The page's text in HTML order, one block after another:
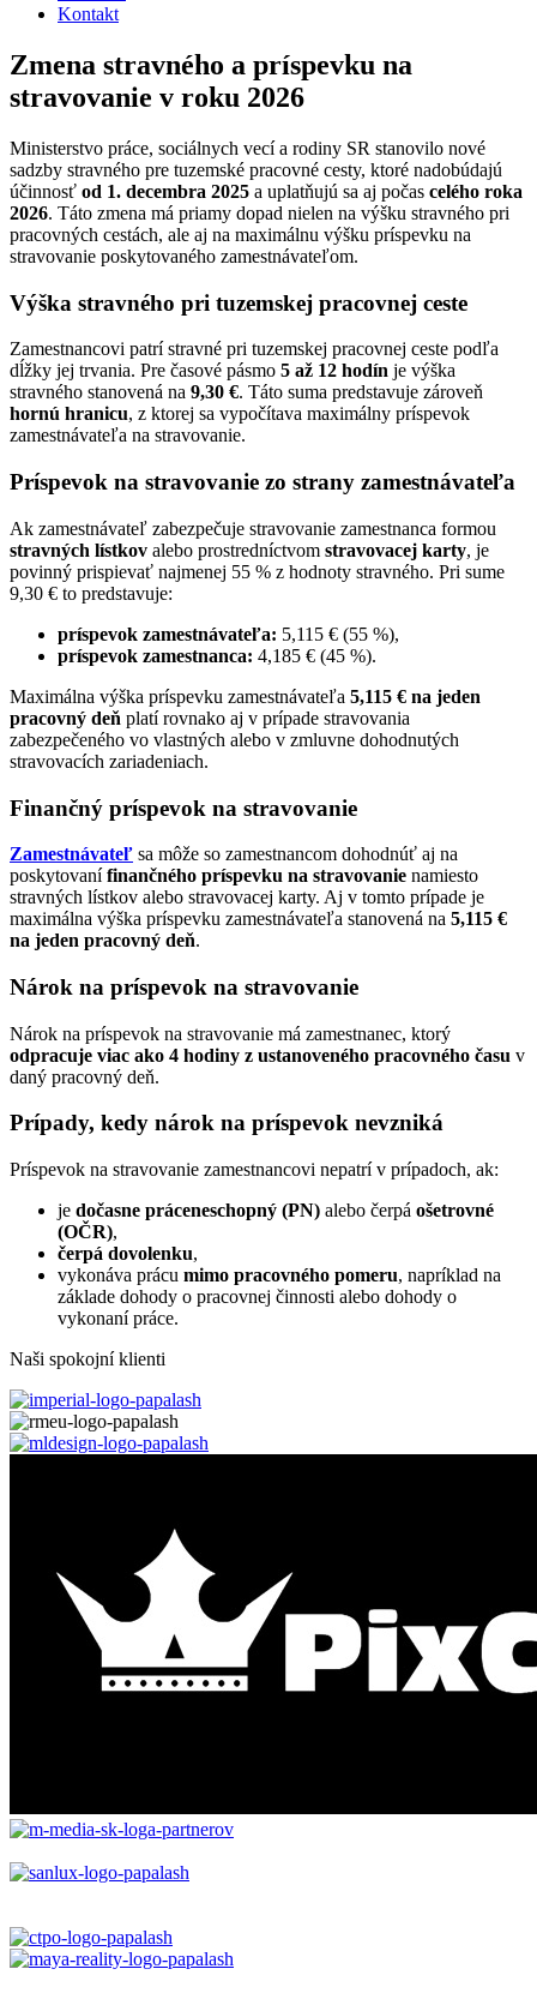
Kontakt
Zmena stravného a príspevku na
stravovanie v roku 2026
Ministerstvo práce, sociálnych vecí a rodiny SR stanovilo nové
sadzby stravného pre tuzemské pracovné cesty, ktoré nadobúdajú
účinnosť od 1. decembra 2025 a uplatňujú sa aj počas celého roka
2026. Táto zmena má priamy dopad nielen na výšku stravného pri
pracovných cestách, ale aj na maximálnu výšku príspevku na
stravovanie poskytovaného zamestnávateľom.
Výška stravného pri tuzemskej pracovnej ceste
Zamestnancovi patrí stravné pri tuzemskej pracovnej ceste podľa
dĺžky jej trvania. Pre časové pásmo 5 až 12 hodín je výška
stravného stanovená na 9,30 €. Táto suma predstavuje zároveň
hornú hranicu, z ktorej sa vypočítava maximálny príspevok
zamestnávateľa na stravovanie.
Príspevok na stravovanie zo strany zamestnávateľa
Ak zamestnávateľ zabezpečuje stravovanie zamestnanca formou
stravných lístkov alebo prostredníctvom stravovacej karty, je
povinný prispievať najmenej 55 % z hodnoty stravného. Pri sume
9,30 € to predstavuje:
príspevok zamestnávateľa: 5,115 € (55 %),
príspevok zamestnanca: 4,185 € (45 %).
Maximálna výška príspevku zamestnávateľa 5,115 € na jeden
pracovný deň platí rovnako aj v prípade stravovania
zabezpečeného vo vlastných alebo v zmluvne dohodnutých
stravovacích zariadeniach.
Finančný príspevok na stravovanie
Zamestnávateľ sa môže so zamestnancom dohodnúť aj na
poskytovanífinančného príspevku na stravovanie namiesto
stravných lístkov alebo stravovacej karty. Aj v tomto prípade je
maximálna výška príspevku zamestnávateľa stanovená na 5,115 €
na jeden pracovný deň.
Nárok na príspevok na stravovanie
Nárok na príspevok na stravovanie má zamestnanec, ktorý
odpracuje viac ako 4 hodiny z ustanoveného pracovného času v
daný pracovný deň.
Prípady, kedy nárok na príspevok nevzniká
Príspevok na stravovanie zamestnancovi nepatrí v prípadoch, ak:
je dočasne práceneschopný (PN) alebo čerpá ošetrovné
(OČR),
čerpá dovolenku,
vykonáva prácu mimo pracovného pomeru, napríklad na
základe dohody o pracovnej činnosti alebo dohody o
vykonaní práce.
Naši spokojní klienti